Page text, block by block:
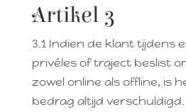
Artikel 3
3.1 Indien de klant tijdens
privéles of traject beslist
zowel online als offline, is
bedrag altijd verschuldigd.